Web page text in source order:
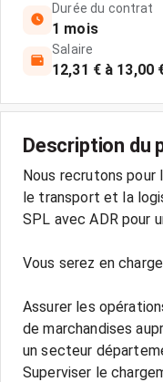
Durée du contrat
1 mois
Salaire
12,31 € à 13,00
Description du
Nous recrutons pour
le transport et la
SPL avec ADR pour
Vous serez en
Assurer les
de marchandises
un secteur
Superviser le